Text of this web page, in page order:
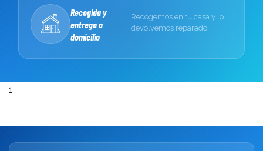
Recogida y
entrega a
domicilio
Recogemos en tu casa y lo
devolvemos reparado
1